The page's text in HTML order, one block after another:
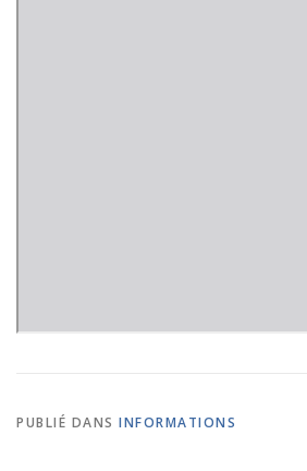
PUBLIÉ DANS INFORMATIONS